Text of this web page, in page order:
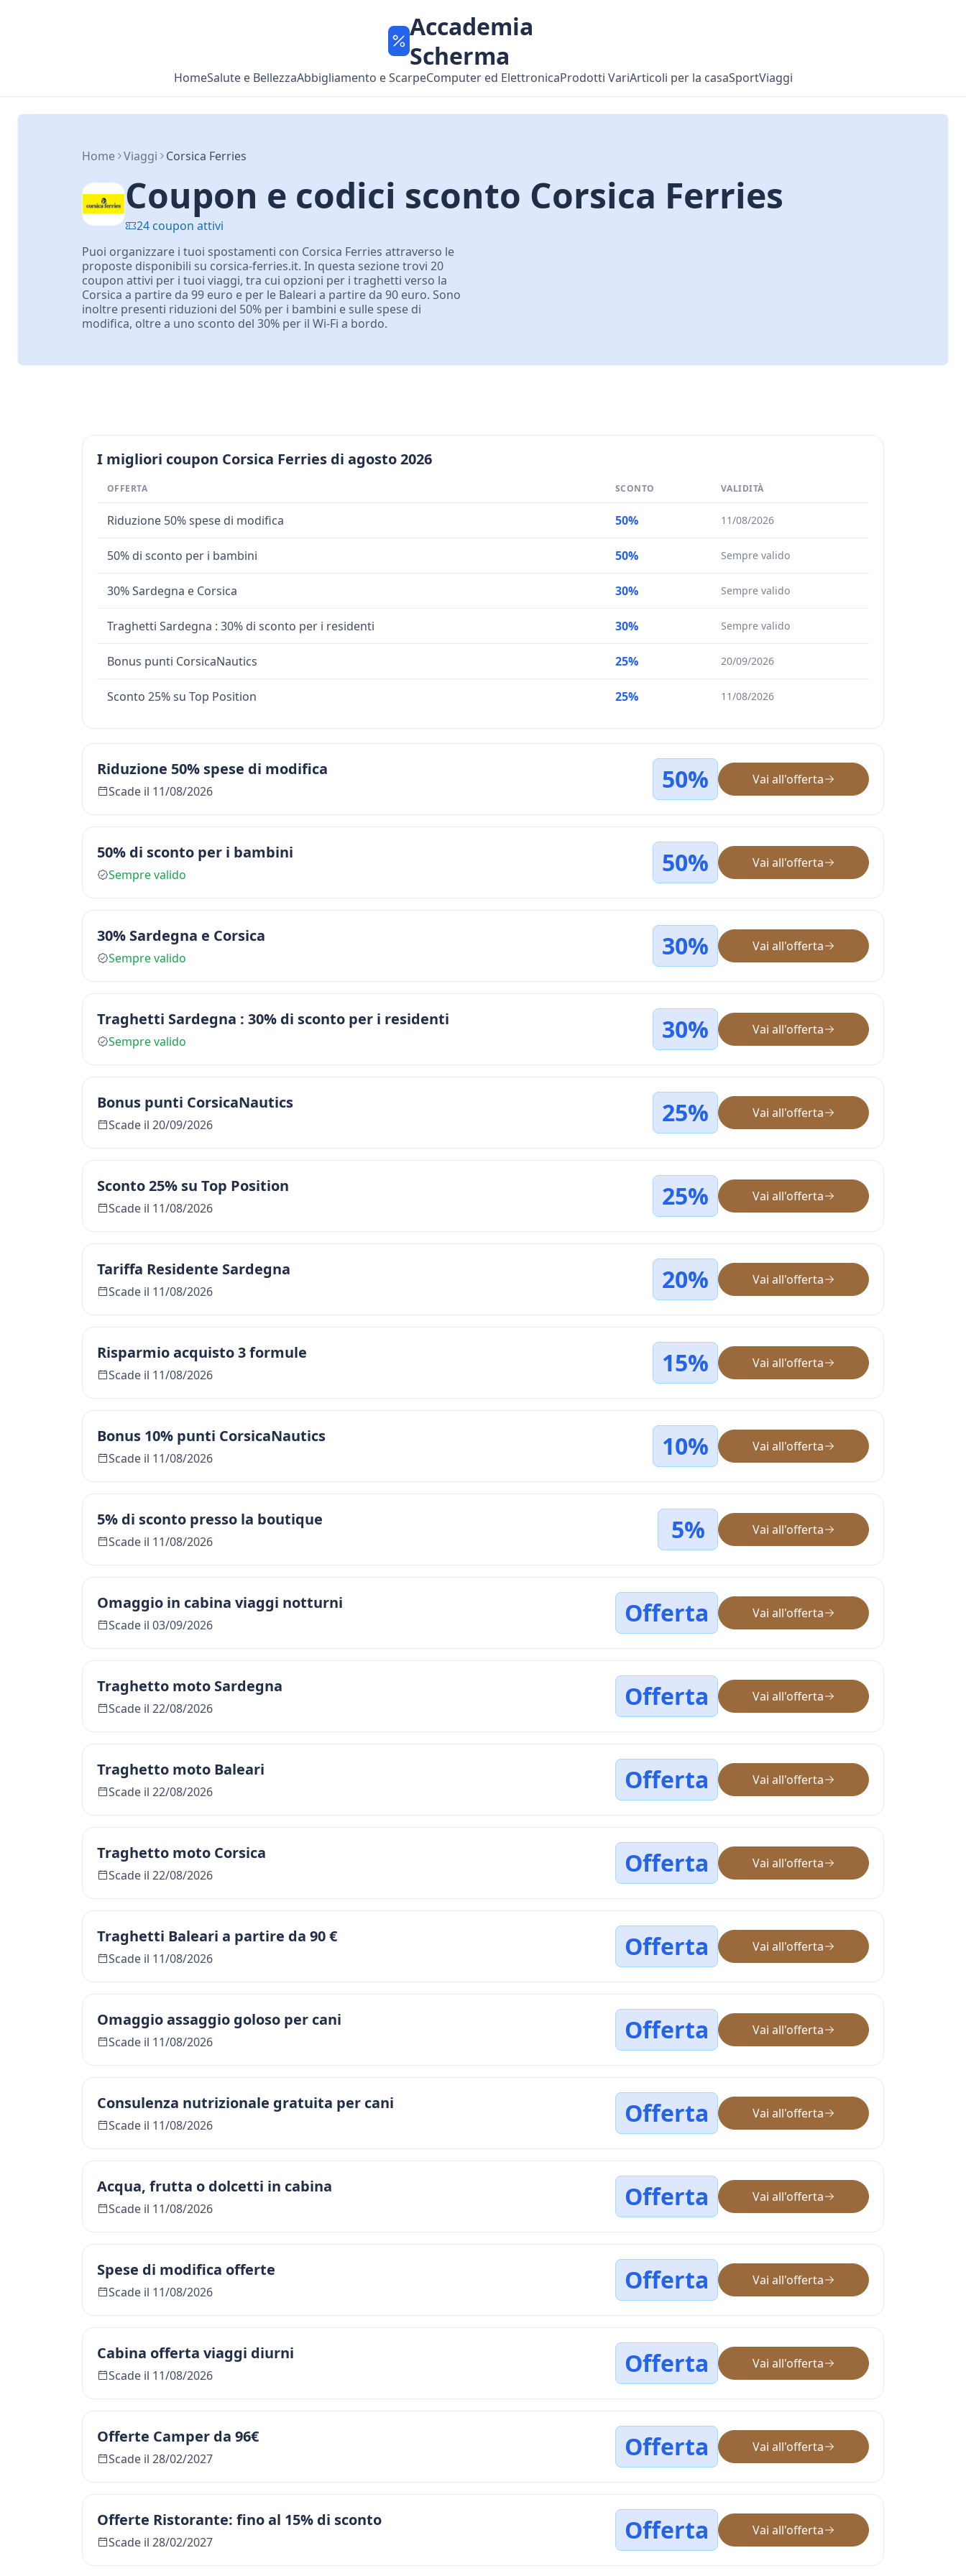
Accademia
Scherma
HomeSalute e BellezzaAbbigliamento e ScarpeComputer ed ElettronicaProdotti VariArticoli per la casaSportViaggi
Home Viaggi Corsica Ferries
Coupon e codici sconto Corsica Ferries
24 coupon attivi
Puoi organizzare i tuoi spostamenti con Corsica Ferries attraverso le
proposte disponibili su corsica-ferries.it. In questa sezione trovi 20
coupon attivi per i tuoi viaggi, tra cui opzioni per i traghetti verso la
Corsica a partire da 99 euro e per le Baleari a partire da 90 euro. Sono
inoltre presenti riduzioni del 50% per i bambini e sulle spese di
modifica, oltre a uno sconto del 30% per il Wi-Fi a bordo.
I migliori coupon Corsica Ferries di agosto 2026
OFFERTA SCONTO VALIDITÀ
Riduzione 50% spese di modifica 50% 11/08/2026
50% di sconto per i bambini 50% Sempre valido
30% Sardegna e Corsica 30% Sempre valido
Traghetti Sardegna : 30% di sconto per i residenti 30% Sempre valido
Bonus punti CorsicaNautics 25% 20/09/2026
Sconto 25% su Top Position 25% 11/08/2026
Riduzione 50% spese di modifica
Scade il 11/08/2026 50% Vai all'offerta
50% di sconto per i bambini
Sempre valido 50% Vai all'offerta
30% Sardegna e Corsica
Sempre valido 30% Vai all'offerta
Traghetti Sardegna : 30% di sconto per i residenti
Sempre valido 30% Vai all'offerta
Bonus punti CorsicaNautics
Scade il 20/09/2026 25% Vai all'offerta
Sconto 25% su Top Position
Scade il 11/08/2026 25% Vai all'offerta
Tariffa Residente Sardegna
Scade il 11/08/2026 20% Vai all'offerta
Risparmio acquisto 3 formule
Scade il 11/08/2026 15% Vai all'offerta
Bonus 10% punti CorsicaNautics
Scade il 11/08/2026 10% Vai all'offerta
5% di sconto presso la boutique
Scade il 11/08/2026 5% Vai all'offerta
Omaggio in cabina viaggi notturni
Scade il 03/09/2026 Offerta Vai all'offerta
Traghetto moto Sardegna
Scade il 22/08/2026 Offerta Vai all'offerta
Traghetto moto Baleari
Scade il 22/08/2026 Offerta Vai all'offerta
Traghetto moto Corsica
Scade il 22/08/2026 Offerta Vai all'offerta
Traghetti Baleari a partire da 90 €
Scade il 11/08/2026 Offerta Vai all'offerta
Omaggio assaggio goloso per cani
Scade il 11/08/2026 Offerta Vai all'offerta
Consulenza nutrizionale gratuita per cani
Scade il 11/08/2026 Offerta Vai all'offerta
Acqua, frutta o dolcetti in cabina
Scade il 11/08/2026 Offerta Vai all'offerta
Spese di modifica offerte
Scade il 11/08/2026 Offerta Vai all'offerta
Cabina offerta viaggi diurni
Scade il 11/08/2026 Offerta Vai all'offerta
Offerte Camper da 96€
Scade il 28/02/2027 Offerta Vai all'offerta
Offerte Ristorante: fino al 15% di sconto
Scade il 28/02/2027 Offerta Vai all'offerta